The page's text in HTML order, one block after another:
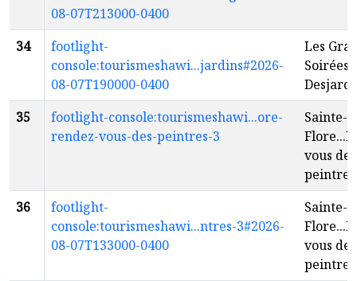
08-07T213000-0400
34
footlight-
console:tourismeshawi...jardins#2026-
08-07T190000-0400
Les
Soirées
35
footlight-console:tourismeshawi...ore-
rendez-vous-des-peintres-3
Sainte-
vous des
peintres
36
footlight-
console:tourismeshawi...ntres-3#2026-
08-07T133000-0400
Sainte-
vous des
peintres